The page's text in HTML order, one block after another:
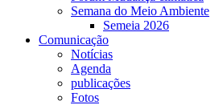
Semana do Meio Ambiente
Semeia 2026
Comunicação
Notícias
Agenda
publicações
Fotos